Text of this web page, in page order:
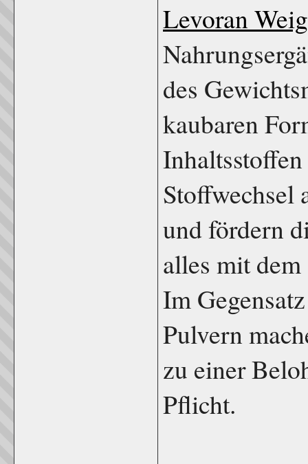
Levoran
des
kaubaren
Stoffwechsel
und fördern
alles mit
Im
Pulvern
zu einer
Pflicht.